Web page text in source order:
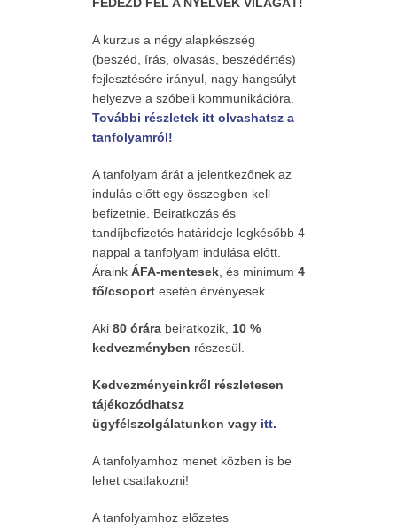
FEDEZD FEL A NYELVEK VILÁGÁT!
A kurzus a négy alapkészség
(beszéd, írás, olvasás, beszédértés)
fejlesztésére irányul, nagy hangsúlyt
helyezve a szóbeli kommunikációra.
További részletek itt olvashatsz a
tanfolyamról!
A tanfolyam árát a jelentkezőnek az
indulás előtt egy összegben kell
befizetnie. Beiratkozás és
tandíjbefizetés határideje legkésőbb 4
nappal a tanfolyam indulása előtt.
Áraink ÁFA-mentesek, és minimum 4
fő/csoport esetén érvényesek.
Aki 80 órára beiratkozik, 10 %
kedvezményben részesül.
Kedvezményeinkről részletesen
tájékozódhatsz
ügyfélszolgálatunkon vagy itt.
A tanfolyamhoz menet közben is be
lehet csatlakozni!
A tanfolyamhoz előzetes